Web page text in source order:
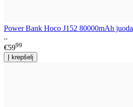
Power Bank Hoco J152 80000mAh juoda
..
€5999